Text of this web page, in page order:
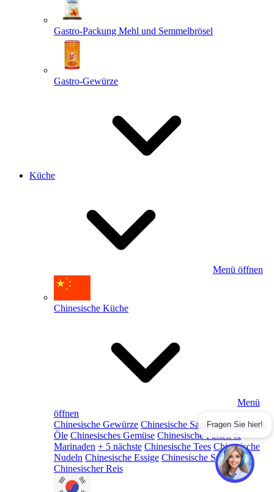
Gastro-Packung Mehl und Semmelbrösel
Gastro-Gewürze
Küche
Menü öffnen
Chinesische Küche
Menü
öffnen
Chinesische Gewürze Chinesische Saucen Chinesische
Öle Chinesisches Gemüse Chinesische Pasten &
Marinaden + 5 nächste Chinesische Tees Chinesische
Nudeln Chinesische Essige Chinesische Snacks
Chinesischer Reis
Fragen Sie hier!